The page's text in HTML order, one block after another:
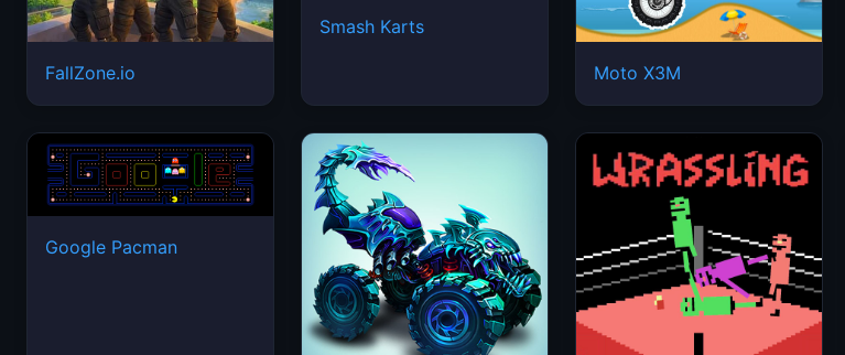
FallZone.io
Smash Karts
Moto X3M
Google Pacman